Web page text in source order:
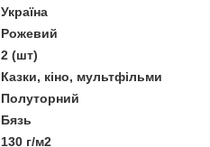
Україна
Рожевий
2 (шт)
Казки, кіно, мультфільми
Полуторний
Бязь
130 г/м2